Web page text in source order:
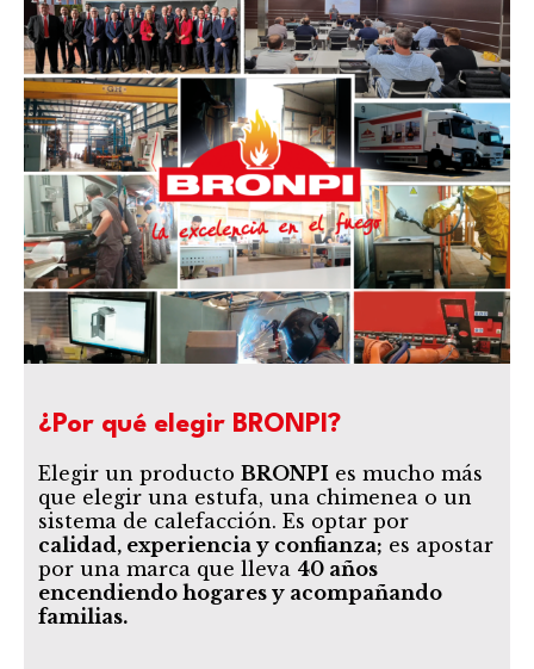
¿Por qué elegir BRONPI?
Elegir un producto BRONPI es mucho más
que elegir una estufa, una chimenea o un
sistema de calefacción. Es optar por
calidad, experiencia y confianza; es apostar
por una marca que lleva 40 años
encendiendo hogares y acompañando
familias.